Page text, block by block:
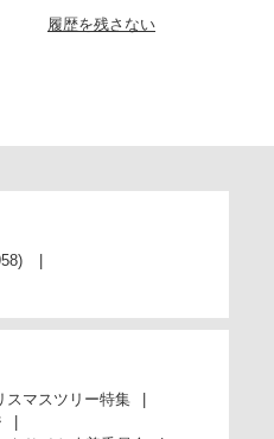
履歴を残さない
スマスツリー特集